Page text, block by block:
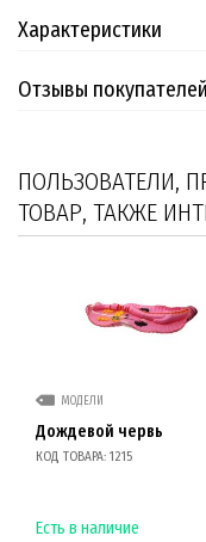
Характеристики
Отзывы покупателей
ПОЛЬЗОВАТЕЛИ,
ТОВАР, ТАКЖЕ
МОДЕЛИ
Дождевой червь
КОД ТОВАРА: 1215
Есть в наличие